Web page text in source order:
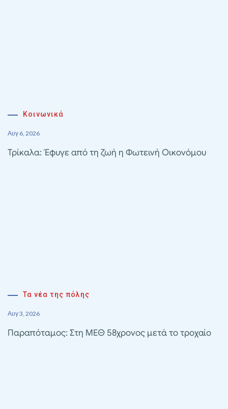
Κοινωνικά
Αυγ 6, 2026
Τρίκαλα: Έφυγε από τη ζωή η Φωτεινή Οικονόμου
Τα νέα της πόλης
Αυγ 3, 2026
Παραπόταμος: Στη ΜΕΘ 58χρονος μετά το τροχαίο